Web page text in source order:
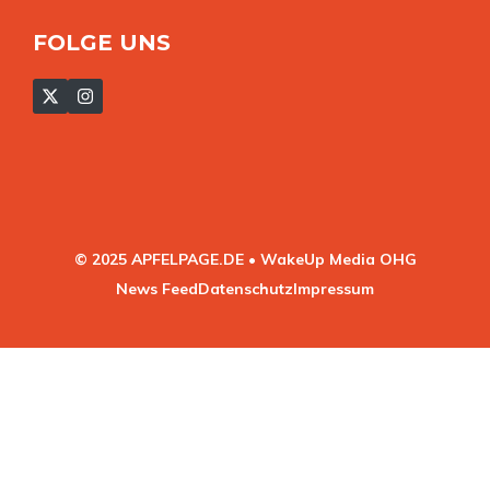
FOLGE UNS
© 2025 APFELPAGE.DE • WakeUp Media OHG
News FeedDatenschutzImpressum